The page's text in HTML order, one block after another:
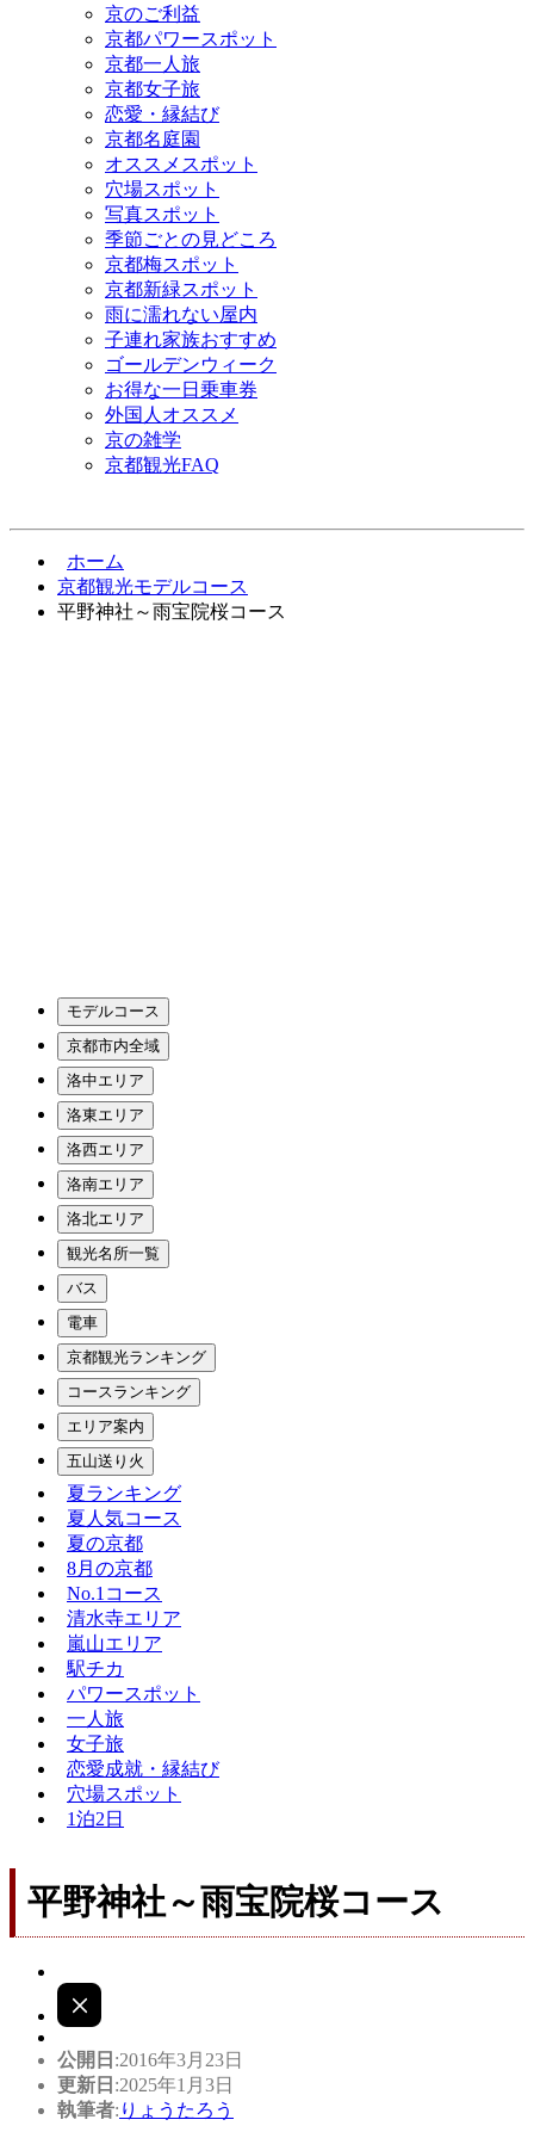
京のご利益
京都パワースポット
京都一人旅
京都女子旅
恋愛・縁結び
京都名庭園
オススメスポット
穴場スポット
写真スポット
季節ごとの見どころ
京都梅スポット
京都新緑スポット
雨に濡れない屋内
子連れ家族おすすめ
ゴールデンウィーク
お得な一日乗車券
外国人オススメ
京の雑学
京都観光FAQ
ホーム
京都観光モデルコース
平野神社～雨宝院桜コース
モデルコース
京都市内全域
洛中エリア
洛東エリア
洛西エリア
洛南エリア
洛北エリア
観光名所一覧
バス
電車
京都観光ランキング
コースランキング
エリア案内
五山送り火
夏ランキング
夏人気コース
夏の京都
8月の京都
No.1コース
清水寺エリア
嵐山エリア
駅チカ
パワースポット
一人旅
女子旅
恋愛成就・縁結び
穴場スポット
1泊2日
平野神社～雨宝院桜コース
公開日 :2016年3月23日
更新日 :2025年1月3日
執筆者: りょうたろう